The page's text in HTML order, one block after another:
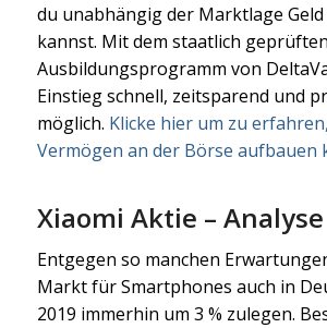
du unabhängig der Marktlage
kannst. Mit dem staatlich geprüften
Ausbildungsprogramm von
Einstieg schnell, zeitsparend und
möglich. Klicke hier um zu
Vermögen an der Börse aufbauen
Xiaomi Aktie – Analyse
Entgegen so manchen
Markt für Smartphones auch in
2019 immerhin um 3 % zulegen.